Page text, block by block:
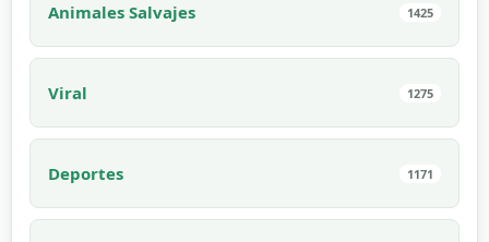
Animales Salvajes 1425
Viral 1275
Deportes 1171